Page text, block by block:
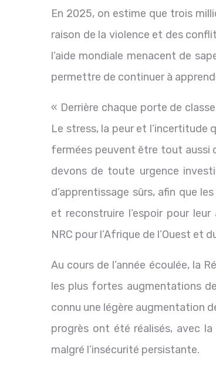
En 2025, on estime que trois
raison de la violence et des
l’aide mondiale menacent de
permettre de continuer à
« Derrière chaque porte de
Le stress, la peur et
fermées peuvent être tout aussi
devons de toute urgence
d’apprentissage sûrs, afin que
et reconstruire l’espoir pour
NRC pour l’Afrique de l’Ouest et
Au cours de l’année écoulée, la
les plus fortes augmentations
connu une légère augmentation
progrès ont été réalisés, avec
malgré l’insécurité persistante.